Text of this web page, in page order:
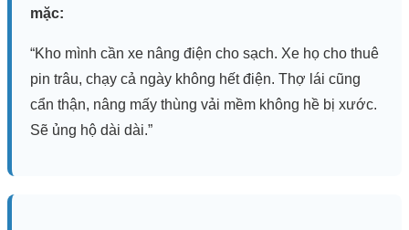
mặc:
“Kho mình cần xe nâng điện cho sạch. Xe họ cho thuê
pin trâu, chạy cả ngày không hết điện. Thợ lái cũng
cẩn thận, nâng mấy thùng vải mềm không hề bị xước.
Sẽ ủng hộ dài dài.”